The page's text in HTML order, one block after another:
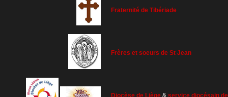
Fraternité de Tibériade
Frères et soeurs de St Jean
Diocèse de Liège & service diocésain